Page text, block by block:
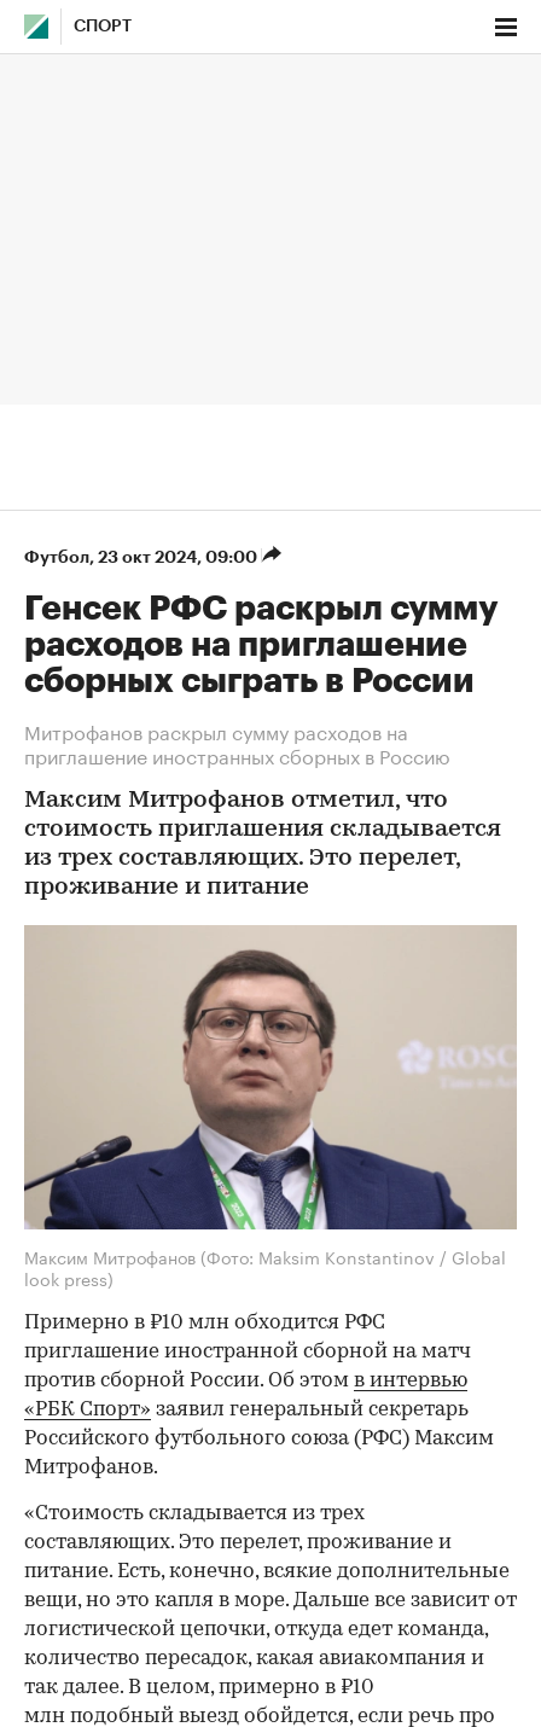
СПОРТ
Футбол⁠, 23 окт 2024, 09:00
Генсек РФС раскрыл сумму
расходов на приглашение
сборных сыграть в России
Митрофанов раскрыл сумму расходов на
приглашение иностранных сборных в Россию
Максим Митрофанов отметил, что
стоимость приглашения складывается
из трех составляющих. Это перелет,
проживание и питание
Максим Митрофанов (Фото: Maksim Konstantinov / Global
look press)
Примерно в ₽10 млн обходится РФС
приглашение иностранной сборной на матч
против сборной России. Об этом в интервью
«РБК Спорт» заявил генеральный секретарь
Российского футбольного союза (РФС) Максим
Митрофанов.
«Стоимость складывается из трех
составляющих. Это перелет, проживание и
питание. Есть, конечно, всякие дополнительные
вещи, но это капля в море. Дальше все зависит от
логистической цепочки, откуда едет команда,
количество пересадок, какая авиакомпания и
так далее. В целом, примерно в ₽10
млн подобный выезд обойдется, если речь про